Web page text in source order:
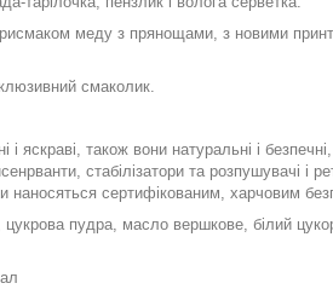
меду з прянощами, з новими
смаколик.
і яскраві, також вони натуральні і
стабілізатори та розпушувачі і
наносяться сертифікованим харчовим
пудра, масло вершкове, білий